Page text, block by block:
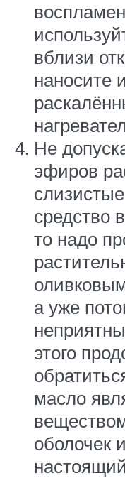
вблизи
наносите
Не
эфиров
средство
то надо
а уже
этого
масло
оболочек